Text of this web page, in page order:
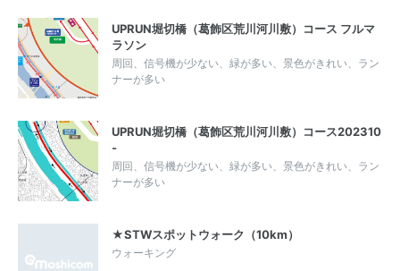
UPRUN堀切橋（葛飾区荒川河川敷）コース フルマ
ラソン
周回、信号機が少ない、緑が多い、景色がきれい、ラン
ナーが多い
UPRUN堀切橋（葛飾区荒川河川敷）コース202310
-
周回、信号機が少ない、緑が多い、景色がきれい、ラン
ナーが多い
★STWスポットウォーク（10km）
ウォーキング